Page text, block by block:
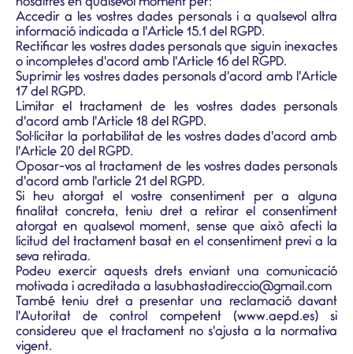
nosaltres en qualsevol moment per:
Accedir a les vostres dades personals i a qualsevol altra
informació indicada a l'Article 15.1 del RGPD.
Rectificar les vostres dades personals que siguin inexactes
o incompletes d'acord amb l'Article 16 del RGPD.
Suprimir les vostres dades personals d'acord amb l'Article
17 del RGPD.
Limitar el tractament de les vostres dades personals
d'acord amb l'Article 18 del RGPD.
Sol·licitar la portabilitat de les vostres dades d'acord amb
l'Article 20 del RGPD.
Oposar-vos al tractament de les vostres dades personals
d'acord amb l'article 21 del RGPD.
Si heu atorgat el vostre consentiment per a alguna
finalitat concreta, teniu dret a retirar el consentiment
atorgat en qualsevol moment, sense que això afecti la
licitud del tractament basat en el consentiment previ a la
seva retirada.
Podeu exercir aquests drets enviant una comunicació
motivada i acreditada a lasubhastadireccio@gmail.com
També teniu dret a presentar una reclamació davant
l'Autoritat de control competent (www.aepd.es) si
considereu que el tractament no s'ajusta a la normativa
vigent.